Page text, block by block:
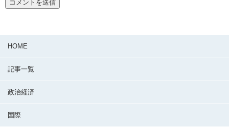
HOME
記事一覧
政治経済
国際